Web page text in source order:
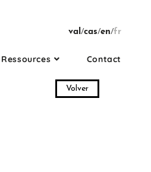
val/cas/en/fr
Ressources Contact
Volver